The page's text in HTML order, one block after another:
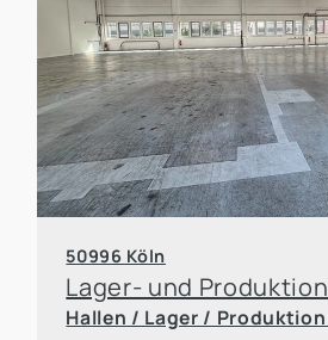
50996 Köln
Hallen / Lager /